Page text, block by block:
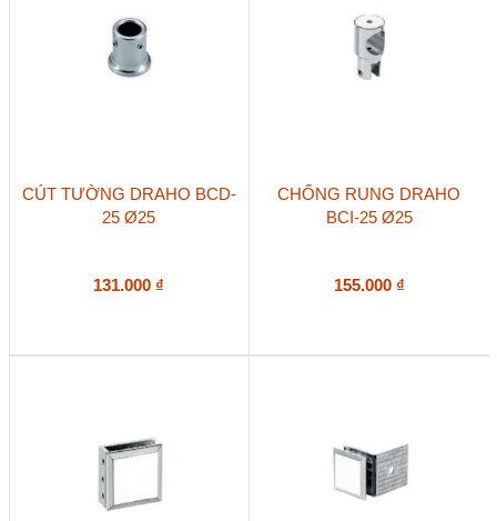
CÚT TƯỜNG DRAHO BCD-
25 Ø25
131.000 ₫
CHỐNG RUNG DRAHO
BCI-25 Ø25
155.000 ₫